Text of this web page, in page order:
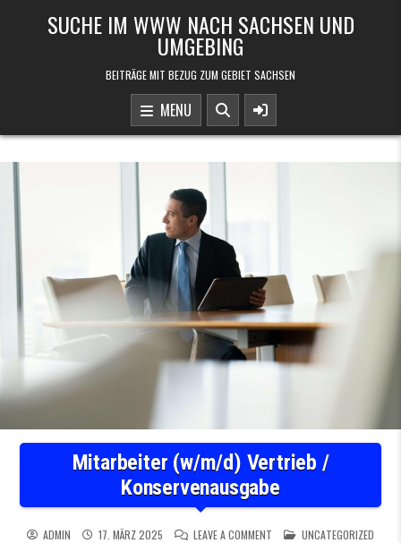
SUCHE IM WWW NACH SACHSEN UND
UMGEBING
BEITRÄGE MIT BEZUG ZUM GEBIET SACHSEN
MENU
Mitarbeiter (w/m/d) Vertrieb /
Konservenausgabe
ADMIN 17. MÄRZ 2025 LEAVE A COMMENT ON MITARBEITER (W/M/D)
POSTED IN
UNCATEGORIZED